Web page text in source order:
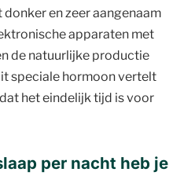
en zeer aangenaam
apparaten met
de natuurlijke productie
speciale hormoon vertelt
het eindelijk tijd is voor
per nacht heb je